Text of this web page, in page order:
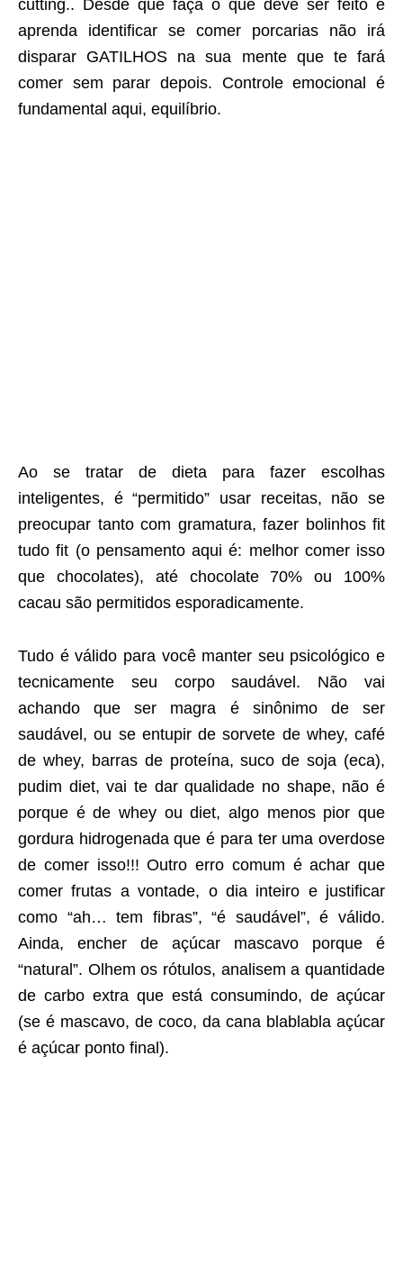
cutting.. Desde que faça o que deve ser feito e
aprenda identificar se comer porcarias não irá
disparar GATILHOS na sua mente que te fará
comer sem parar depois. Controle emocional é
fundamental aqui, equilíbrio.
Ao se tratar de dieta para fazer escolhas
inteligentes, é “permitido” usar receitas, não se
preocupar tanto com gramatura, fazer bolinhos fit
tudo fit (o pensamento aqui é: melhor comer isso
que chocolates), até chocolate 70% ou 100%
cacau são permitidos esporadicamente.
Tudo é válido para você manter seu psicológico e
tecnicamente seu corpo saudável. Não vai
achando que ser magra é sinônimo de ser
saudável, ou se entupir de sorvete de whey, café
de whey, barras de proteína, suco de soja (eca),
pudim diet, vai te dar qualidade no shape, não é
porque é de whey ou diet, algo menos pior que
gordura hidrogenada que é para ter uma overdose
de comer isso!!! Outro erro comum é achar que
comer frutas a vontade, o dia inteiro e justificar
como “ah… tem fibras”, “é saudável”, é válido.
Ainda, encher de açúcar mascavo porque é
“natural”. Olhem os rótulos, analisem a quantidade
de carbo extra que está consumindo, de açúcar
(se é mascavo, de coco, da cana blablabla açúcar
é açúcar ponto final).